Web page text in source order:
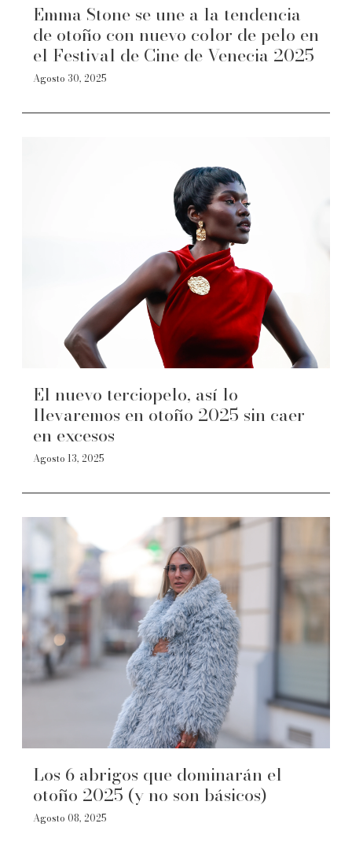
Emma Stone se une a la tendencia
de otoño con nuevo color de pelo en
el Festival de Cine de Venecia 2025
Agosto 30, 2025
El nuevo terciopelo, así lo
llevaremos en otoño 2025 sin caer
en excesos
Agosto 13, 2025
Los 6 abrigos que dominarán el
otoño 2025 (y no son básicos)
Agosto 08, 2025